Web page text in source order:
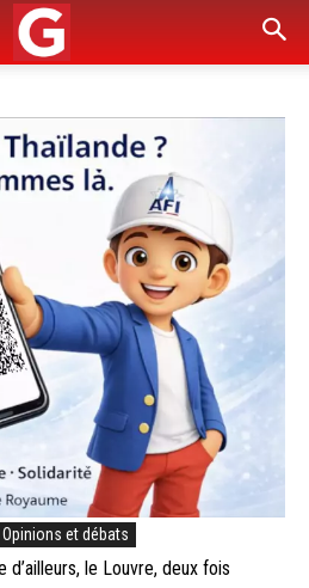
Opinions et débats
d’ailleurs, le Louvre, deux fois